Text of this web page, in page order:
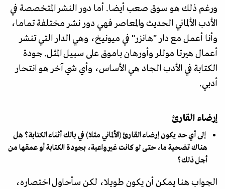
ورغم ذلك هو سوق صعب أيضا. أما دور النشر المتخصصة في
الأدب الألماني الحديث والمعاصر فهي دور نشر مختلفة تماما،
وأنا أعمل مع دار "هانزر" في ميونيخ، وهي الدار التي تنشر
أعمال هيرتا موللر وأورهان باموق على سبيل المثل. جودة
الكتابة في الأدب الجاد هي الأساس، وأي شي آخر هو انتحار
أدبي.
إرضاء القارئ
إلى أي حد يكون إرضاء القارئ (الألماني مثلا) في بالك أثناء الكتابة؟ هل
هناك تضحية ما، حتى لو كانت غير واعية، بجودة الكتابة أو عمقها من
أجل ذلك؟
الجواب هنا يمكن أن يكون طويلا، لكن سأحاول اختصاره،